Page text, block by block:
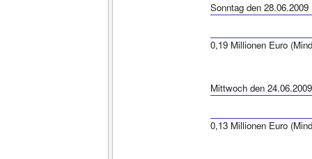
Sonntag den 28.06.2009
0,19 Millionen Euro
Mittwoch den 24.06.2009
0,13 Millionen Euro